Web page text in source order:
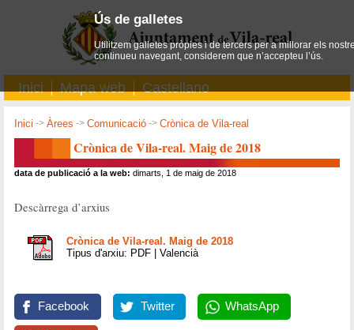
Inici Mapa web Castellano
Inici ->Àrees ->Comunicació ->Crònica de Vila-real
Crònica de Vila-real. Maig de 2018
data de publicació a la web: dimarts, 1 de maig de 2018
Descàrrega d’arxius
Crònica de Vila-real. Maig de 2018
Tipus d'arxiu: PDF | Valencià
Facebook Twitter WhatsApp
Ús de galletes
Utilitzem galletes pròpies i de tercers per a millorar els
continueu navegant, considerem que n’accepteu l’ús.